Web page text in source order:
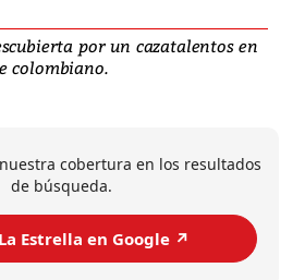
por un cazatalentos en
colombiano.
cobertura en los resultados
de búsqueda.
Estrella en Google ↗️